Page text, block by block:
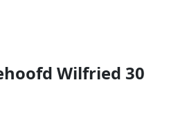
Wilfried 30